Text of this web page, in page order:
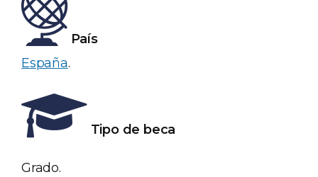
País
España.
Tipo de beca
Grado.